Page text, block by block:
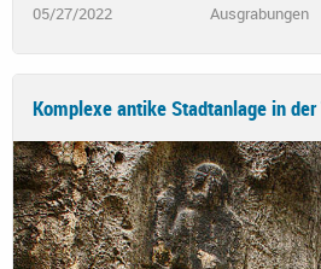
05/27/2022 Ausgrabungen
Komplexe antike Stadtanlage in